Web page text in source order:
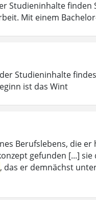
Studieninhalte finden
Mit einem
Studieninhalte
ist das Wint
Berufslebens, die er
gefunden [...]
, das er demnächst